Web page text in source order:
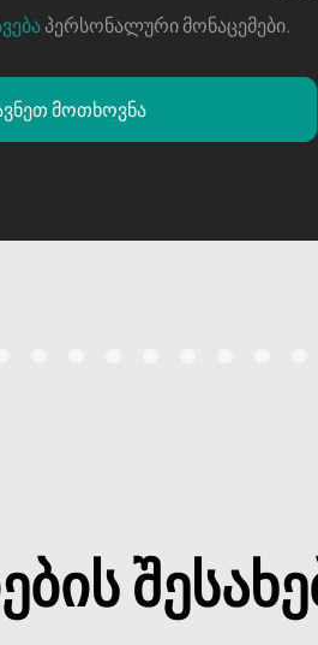
პერსონალური მონაცემები.
მოთხოვნა